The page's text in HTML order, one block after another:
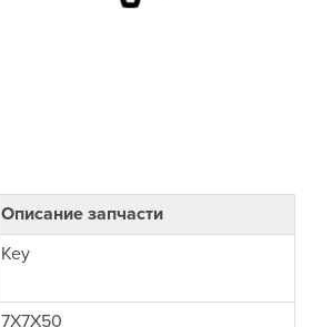
Описание запчасти
Key
7X7X50